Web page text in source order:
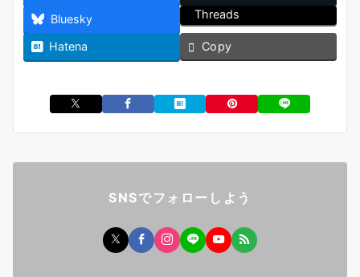
Bluesky
Threads
Hatena Copy
SNSでフォローしよう